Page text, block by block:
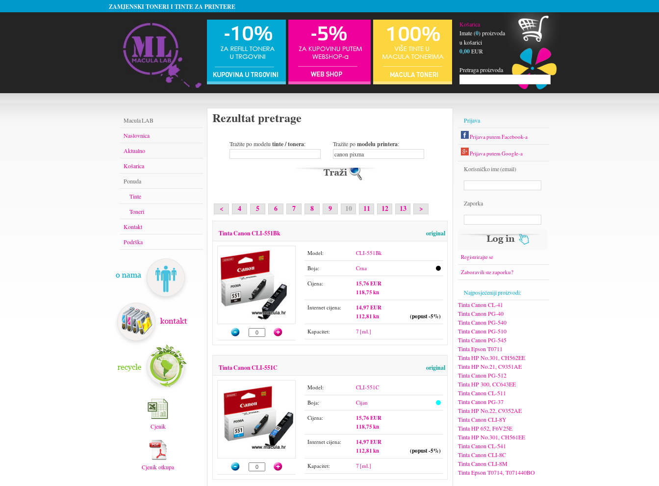
ZAMJENSKI TONERI I TINTE ZA PRINTERE
Košarica
Imate (0) proizvoda
u košarici
0,00EUR
Pretraga proizvoda
Rezultat pretrage
Tražite po modelu tinte / tonera: Tražite pomodelu printera:
< 4 5 6 7 8 9 10 11 12 13 >
Tinta Canon CLI-551Bk original
Model: CLI-551Bk
Boja: Crna
Cijena:
15,76 EUR
118,75 kn
Internet cijena:
14,97 EUR
112,81 kn
(popust -5%)
Kapacitet: 7 [ml.]
Tinta Canon CLI-551C original
Model: CLI-551C
Boja: Cijan
Cijena:
15,76 EUR
118,75 kn
Internet cijena:
14,97 EUR
112,81 kn
(popust -5%)
Kapacitet: 7 [ml.]
Prijava
Prijava putem Facebook-a
Prijava putem Google-a
Korisničko ime (email)
Zaporka
Registrirajte se
Zaboravili ste zaporku?
Najposjećeniji proizvodi:
Tinta Canon CL-41
Tinta Canon PG-40
Tinta Canon PG-540
Tinta Canon PG-510
Tinta Canon PG-545
Tinta Epson T0711
Tinta HP No.301, CH562EE
Tinta HP No.21, C9351AE
Tinta Canon PG-512
Tinta HP 300, CC643EE
Tinta Canon CL-511
Tinta Canon PG-37
Tinta HP No.22, C9352AE
Tinta Canon CLI-8Y
Tinta HP 652, F6V25E
Tinta HP No.301, CH561EE
Tinta Canon CL-541
Tinta Canon CLI-8C
Tinta Canon CLI-8M
Tinta Epson T0714, T071440BO
Macula LAB
Naslovnica
Aktualno
Košarica
Ponuda
Tinte
Toneri
Kontakt
Podrška
Cjenik
Cjenik otkupa